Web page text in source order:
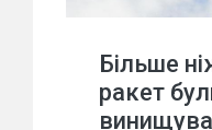
Більше
ракет